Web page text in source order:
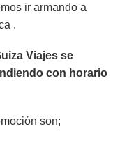
ir armando a
.
Viajes se
con horario
son;